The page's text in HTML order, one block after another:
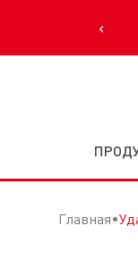
‹
Главная